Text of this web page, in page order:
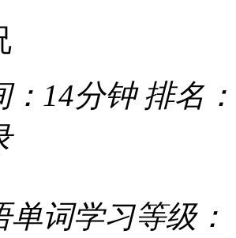
14分钟 排名：
单词学习等级：